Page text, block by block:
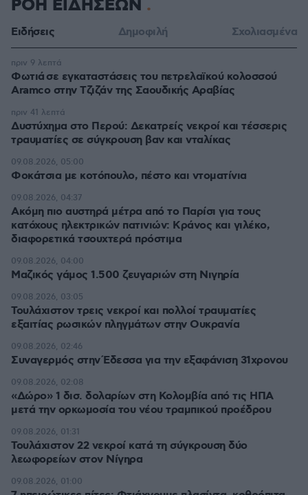
ΡΟΗ ΕΙΔΗΣΕΩΝ
Ειδήσεις Δημοφιλή Σχολιασμένα
Φωτιά σε εγκαταστάσεις του πετρελαϊκού κολοσσού
Aramco στην Τζιζάν της Σαουδικής Αραβίας
πριν 9 λεπτά
Δυστύχημα στο Περού: Δεκατρείς νεκροί και τέσσερις
τραυματίες σε σύγκρουση βαν και νταλίκας
πριν 41 λεπτά
Φοκάτσια με κοτόπουλο, πέστο και ντοματίνια
09.08.2026, 05:00
Ακόμη πιο αυστηρά μέτρα από το Παρίσι για τους
κατόχους ηλεκτρικών πατινιών: Κράνος και γιλέκο,
διαφορετικά τσουχτερά πρόστιμα
09.08.2026, 04:37
Μαζικός γάμος 1.500 ζευγαριών στη Νιγηρία
09.08.2026, 04:00
Τουλάχιστον τρεις νεκροί και πολλοί τραυματίες
εξαιτίας ρωσικών πληγμάτων στην Ουκρανία
09.08.2026, 03:05
Συναγερμός στην Έδεσσα για την εξαφάνιση 31χρονου
09.08.2026, 02:46
«Δώρο» 1 δισ. δολαρίων στη Κολομβία από τις ΗΠΑ
μετά την ορκωμοσία του νέου τραμπικού προέδρου
09.08.2026, 02:08
Τουλάχιστον 22 νεκροί κατά τη σύγκρουση δύο
λεωφορείων στον Νίγηρα
09.08.2026, 01:31
09.08.2026, 01:00